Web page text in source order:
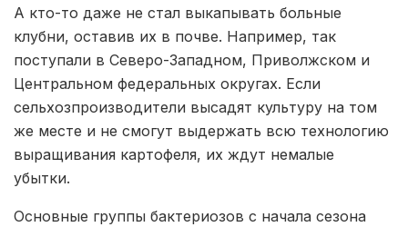
А кто-то даже не стал выкапывать больные
клубни, оставив их в почве. Например, так
поступали в Северо-Западном, Приволжском и
Центральном федеральных округах. Если
сельхозпроизводители высадят культуру на том
же месте и не смогут выдержать всю технологию
выращивания картофеля, их ждут немалые
убытки.
Основные группы бактериозов с начала сезона